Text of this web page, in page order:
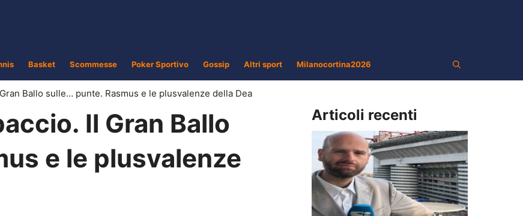
Basket Scommesse Poker Sportivo Gossip Altri sport Milanocortina2026
Ballo sulle… punte. Rasmus e le plusvalenze della Dea
Il Gran Ballo
e le plusvalenze
Articoli recenti